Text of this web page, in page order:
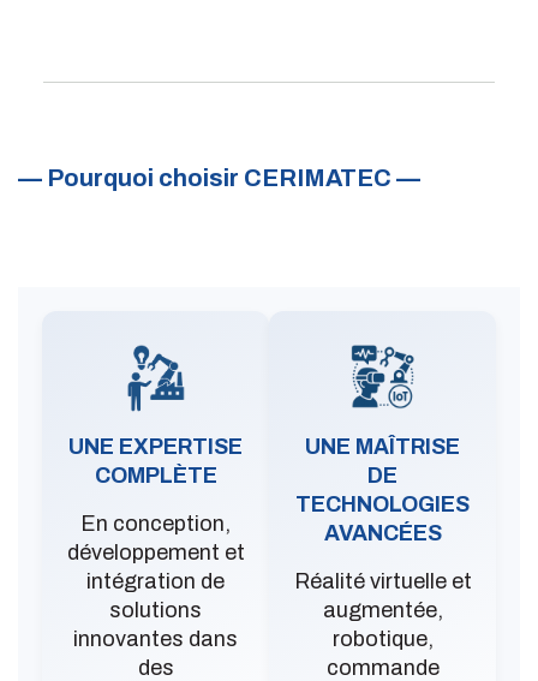
— Pourquoi choisir CERIMATEC —
UNE EXPERTISE
COMPLÈTE
En conception,
développement et
intégration de
solutions
innovantes dans
des
UNE MAÎTRISE
DE
TECHNOLOGIES
AVANCÉES
Réalité virtuelle et
augmentée,
robotique,
commande